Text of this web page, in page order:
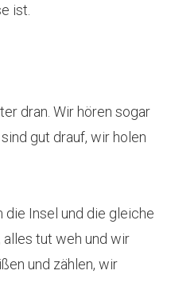
ist.
dran. Wir hören sogar
gut drauf, wir holen
Insel und die gleiche
alles tut weh und wir
und zählen, wir